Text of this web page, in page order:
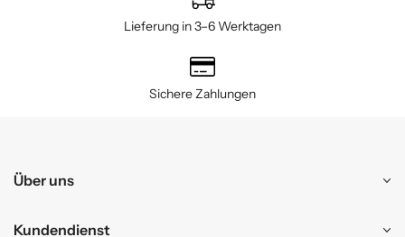
Lieferung in 3–6 Werktagen
Sichere Zahlungen
Über uns
Kundendienst